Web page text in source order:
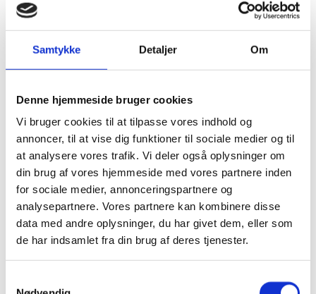
Samtykke Detaljer Om
Denne hjemmeside bruger cookies
Vi bruger cookies til at tilpasse vores indhold og
annoncer, til at vise dig funktioner til sociale medier og til
at analysere vores trafik. Vi deler også oplysninger om
din brug af vores hjemmeside med vores partnere inden
for sociale medier, annonceringspartnere og
analysepartnere. Vores partnere kan kombinere disse
data med andre oplysninger, du har givet dem, eller som
de har indsamlet fra din brug af deres tjenester.
Institution trækvogne
Husdyr
Fuglevoliere
Fuglekasse kamera
Fuglekasser
Hunde
Hvalpegårde
Hundetransport tasker
Hundetransport trailere
Hunderamper til bilen
Behandlingsbord til hunde
Høns
Hønsehuse
Kaninbure
Kaninbure
Løbegård til kaniner
Katte